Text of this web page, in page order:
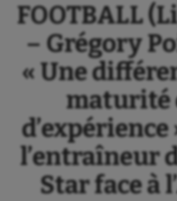
FOOTBALL
– Grégory
« Une
maturité
l’entraîneur
Star face à